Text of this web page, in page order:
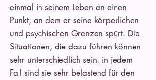
einmal in seinem Leben an einen
Punkt, an dem er seine körperlichen
und psychischen Grenzen spürt. Die
Situationen, die dazu führen können
sehr unterschiedlich sein, in jedem
Fall sind sie sehr belastend für den